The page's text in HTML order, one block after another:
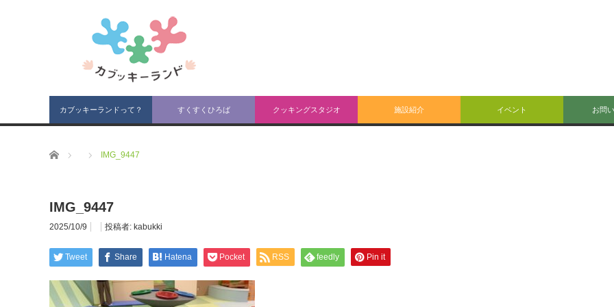
カブッキーランドって？ すくすくひろば クッキングスタジオ 施設紹介 イベント お問
ホーム IMG_9447
IMG_9447
2025/10/9 投稿者: kabukki
Tweet Share Hatena Pocket RSS feedly Pin it